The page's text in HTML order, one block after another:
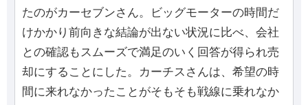
たのがカーセブンさん。ビッグモーターの時間だ
けかかり前向きな結論が出ない状況に比べ、会社
との確認もスムーズで満足のいく回答が得られ売
却にすることにした。カーチスさんは、希望の時
間に来れなかったことがそもそも戦線に乗れなか